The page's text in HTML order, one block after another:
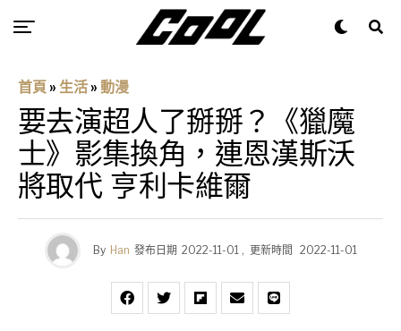
首頁 » 生活 » 動漫
要去演超人了掰掰？《獵魔
士》影集換角，連恩漢斯沃
將取代 亨利卡維爾
By Han 發布日期 2022-11-01, 更新時間 2022-11-01